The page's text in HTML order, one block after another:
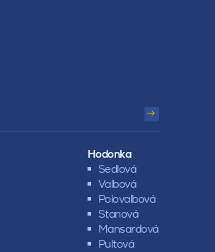
Hodonka
Sedlová
Valbová
Polovalbová
Stanová
Mansardová
Pultová